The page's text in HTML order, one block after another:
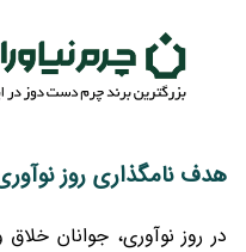
هدف نامگذاری روز
در روز نوآوری، جوانان